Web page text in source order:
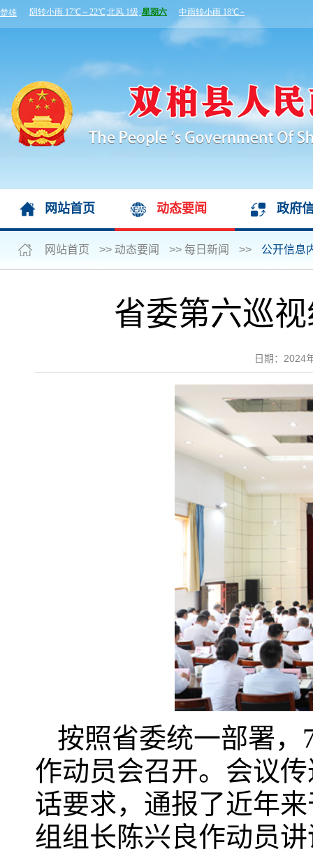
网站首页 动态要闻 政府
网站首页 >> 动态要闻 >> 每日新闻 >> 公开信息
省委第六巡
日期：
按照省委统一部署
作动员会召开。会议
话要求，通报了近年
组组长陈兴良作动员